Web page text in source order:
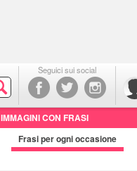
Seguici sui social
IMMAGINI CON FRASI
Frasiper ogni occasione